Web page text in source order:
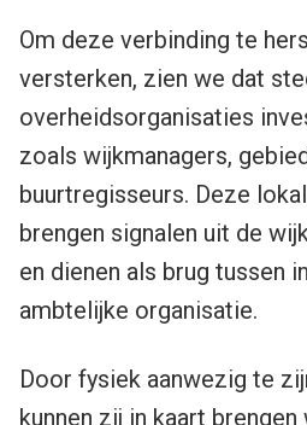
Om deze verbinding te
versterken, zien we dat
overheidsorganisaties
zoals wijkmanagers,
buurtregisseurs. Deze
brengen signalen uit de
en dienen als brug tussen
ambtelijke organisatie.
Door fysiek aanwezig te
kunnen zij in kaart